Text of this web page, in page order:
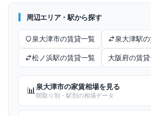
周辺エリア・駅から探す
泉大津市の賃貸一覧 泉大津駅
松ノ浜駅の賃貸一覧 大阪府の賃
📊 泉大津市の家賃相場を見る
間取り別・駅別の相場データ